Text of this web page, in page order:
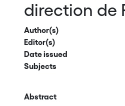
direction de
Author(s)
Editor(s)
Date issued
Subjects
Abstract